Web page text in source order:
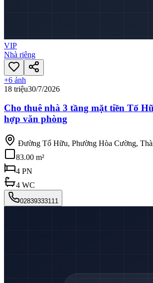
VIP
Nhà riêng
+6 ảnh
18 triệu30/7/2026
Cho thuê nhà 3 tầng mặt tiền Tố
hợp văn phòng
Đường Tố Hữu, Phường Hòa Cường,
83.00 m²
4 PN
4 WC
02839333111